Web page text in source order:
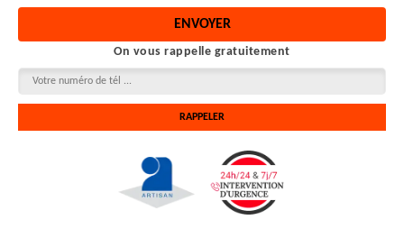
On vous rappelle gratuitement